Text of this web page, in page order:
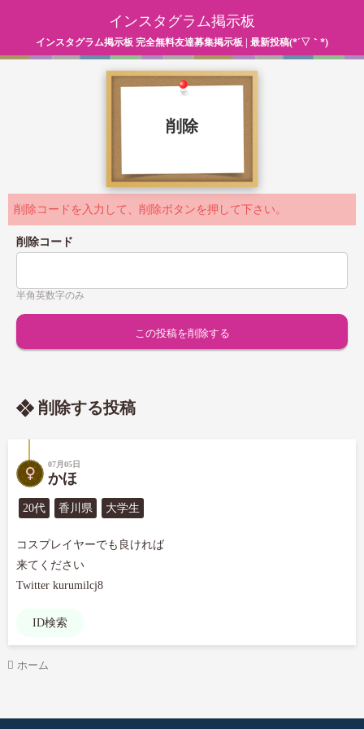
インスタグラム掲示板
インスタグラム掲示板 完全無料友達募集掲示板 | 最新投稿(*´▽｀*)
削除
削除コードを入力して、削除ボタンを押して下さい。
削除コード
半角英数字のみ
削除する投稿
07月05日
かほ
20代 香川県 大学生
コスプレイヤーでも良ければ
来てください
Twitter kurumilcj8
ID検索
ホーム